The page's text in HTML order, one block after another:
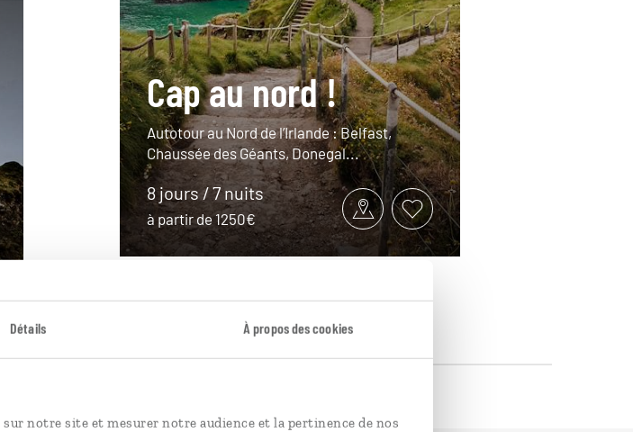
Détails À propos des cookies
notre site et mesurer notre audience et la pertinence de nos
Cap au nord !
Autotour au Nord de l’Irlande : Belfast,
Chaussée des Géants, Donegal...
8 jours / 7 nuits
à partir de 1250€